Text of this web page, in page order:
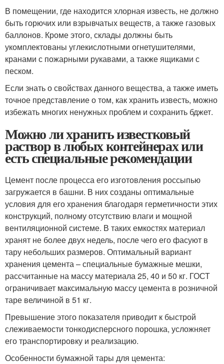
В помещении, где находится хлорная известь, не должно
быть горючих или взрывчатых веществ, а также газовых
баллонов. Кроме этого, склады должны быть
укомплектованы углекислотными огнетушителями,
кранами с пожарными рукавами, а также ящиками с
песком.
Если знать о свойствах данного вещества, а также иметь
точное представление о том, как хранить известь, можно
избежать многих ненужных проблем и сохранить бджет.
Можно ли хранить известковый
раствор в любых контейнерах или
есть специальные рекомендации
Цемент после процесса его изготовления россыпью
загружается в башни. В них созданы оптимальные
условия для его хранения благодаря герметичности этих
конструкций, полному отсутствию влаги и мощной
вентиляционной системе. В таких емкостях материал
хранят не более двух недель, после чего его фасуют в
тару небольших размеров. Оптимальный вариант
хранения цемента – специальные бумажные мешки,
рассчитанные на массу материала 25, 40 и 50 кг. ГОСТ
ограничивает максимальную массу цемента в розничной
таре величиной в 51 кг.
Превышение этого показателя приводит к быстрой
слеживаемости тонкодисперсного порошка, усложняет
его транспортировку и реализацию.
Особенности бумажной тары для цемента: